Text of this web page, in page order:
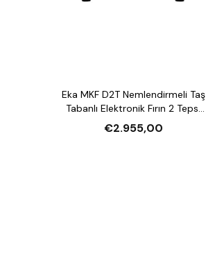
Eka MKF D2T Nemlendirmeli Taş
Tabanlı Elektronik Fırın 2 Tepsi
Kapasiteli Elektrikli
€2.955,00